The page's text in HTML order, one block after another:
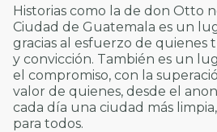
Historias como la de don Otto
Ciudad de Guatemala es un
gracias al esfuerzo de quienes
y convicción. También es un
el compromiso, con la
valor de quienes, desde el
cada día una ciudad más
para todos.